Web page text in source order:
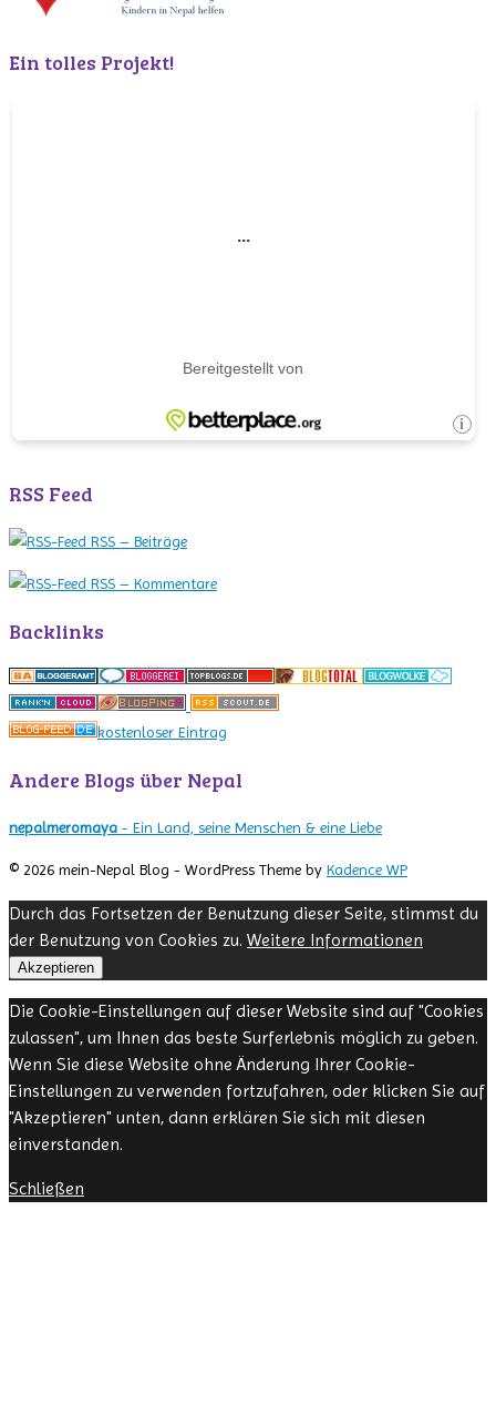
Ein tolles Projekt!
RSS Feed
RSS – Beiträge
RSS – Kommentare
Backlinks
kostenloser Eintrag
Andere Blogs über Nepal
nepalmeromaya - Ein Land, seine Menschen & eine Liebe
© 2026 mein-Nepal Blog - WordPress Theme by Kadence WP
Durch das Fortsetzen der Benutzung dieser Seite, stimmst du
der Benutzung von Cookies zu. Weitere Informationen
Akzeptieren
Die Cookie-Einstellungen auf dieser Website sind auf "Cookies
zulassen", um Ihnen das beste Surferlebnis möglich zu geben.
Wenn Sie diese Website ohne Änderung Ihrer Cookie-
Einstellungen zu verwenden fortzufahren, oder klicken Sie auf
"Akzeptieren" unten, dann erklären Sie sich mit diesen
einverstanden.
Schließen